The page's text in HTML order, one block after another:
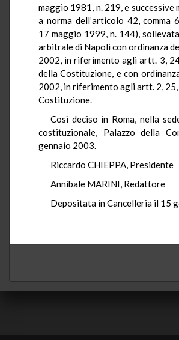
maggio 1981, n. 219, e successive
a norma dell’articolo 42, comma
17 maggio 1999, n. 144),
arbitrale di Napoli con ordinanza
2002, in riferimento agli artt. 3,
della Costituzione, e con
2002, in riferimento agli artt. 2,
Costituzione.
Così deciso in Roma, nella
costituzionale, Palazzo della
gennaio 2003.
Riccardo CHIEPPA, Presidente
Annibale MARINI, Redattore
Depositata in Cancelleria il 15